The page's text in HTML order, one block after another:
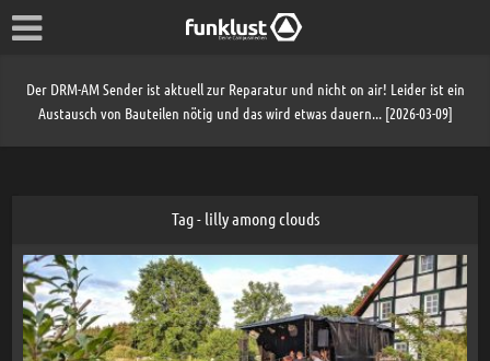
Der DRM-AM Sender ist aktuell zur Reparatur und nicht on air! Leider ist ein
Austausch von Bauteilen nötig und das wird etwas dauern... [2026-03-09]
Tag - lilly among clouds